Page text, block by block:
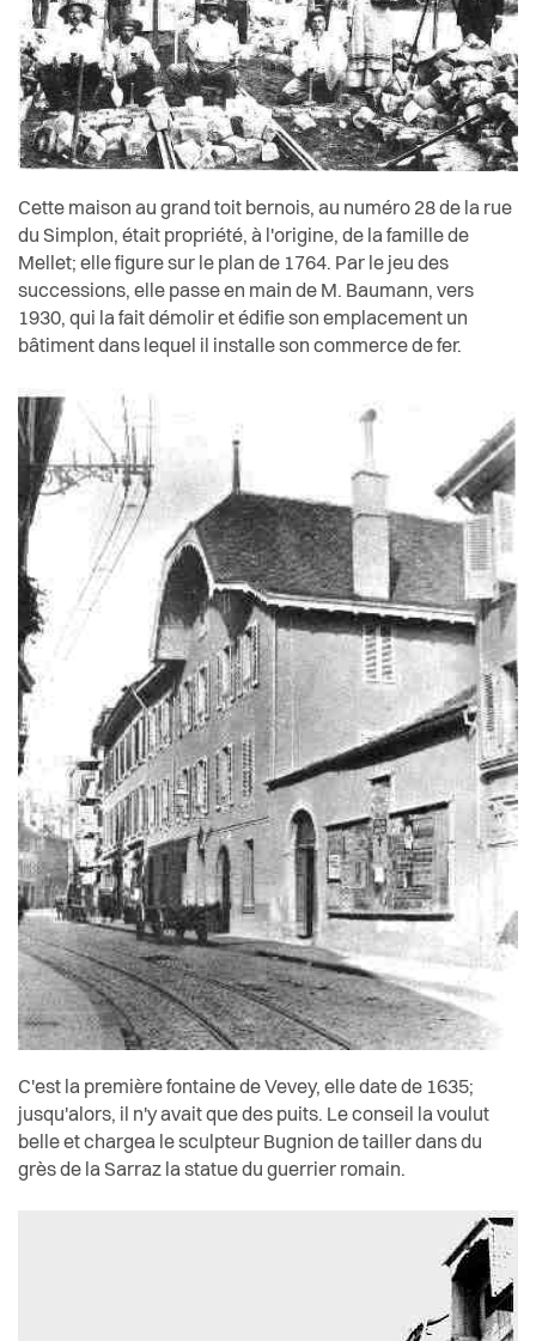
Cette maison au grand toit bernois, au numéro 28 de la rue
du Simplon, était propriété, à l'origine, de la famille de
Mellet; elle figure sur le plan de 1764. Par le jeu des
successions, elle passe en main de M. Baumann, vers
1930, qui la fait démolir et édifie son emplacement un
bâtiment dans lequel il installe son commerce de fer.
C'est la première fontaine de Vevey, elle date de 1635;
jusqu'alors, il n'y avait que des puits. Le conseil la voulut
belle et chargea le sculpteur Bugnion de tailler dans du
grès de la Sarraz la statue du guerrier romain.